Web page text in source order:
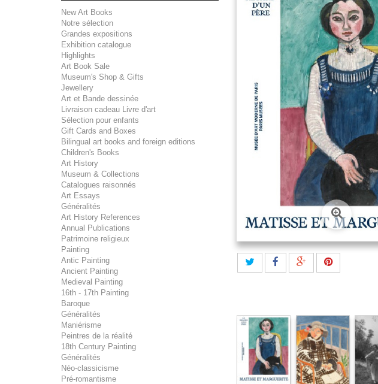
New Art Books
Notre sélection
Grandes expositions
Exhibition catalogue
Highlights
Art Book Sale
Museum's Shop & Gifts
Jewellery
Art et Bande dessinée
Livraison cadeau Livre d'art
Sélection pour enfants
Gift Cards and Boxes
Bilingual art books and foreign editions
Children's Books
Art History
Museum & Collections
Catalogues raisonnés
Art Essays
Généralités
Art History References
Annual Publications
Patrimoine religieux
Painting
Antic Painting
Ancient Painting
Medieval Painting
16th - 17th Painting
Baroque
Généralités
Maniérisme
Peintres de la réalité
18th Century Painting
Généralités
Néo-classicisme
Pré-romantisme